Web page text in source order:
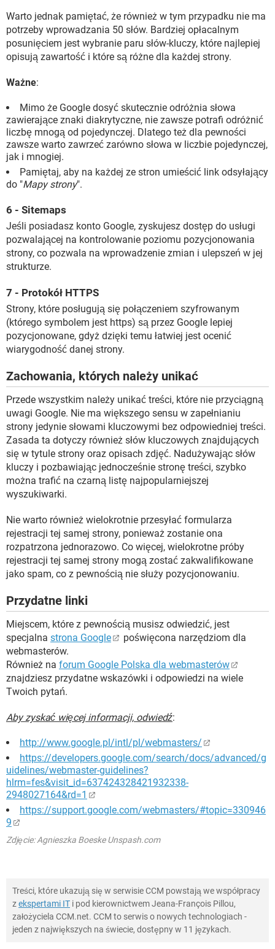
Warto jednak pamiętać, że również w tym przypadku nie ma
potrzeby wprowadzania 50 słów. Bardziej opłacalnym
posunięciem jest wybranie paru słów-kluczy, które najlepiej
opisują zawartość i które są różne dla każdej strony.
Ważne:
Mimo że Google dosyć skutecznie odróżnia słowa
zawierające znaki diakrytyczne, nie zawsze potrafi odróżnić
liczbę mnogą od pojedynczej. Dlatego też dla pewności
zawsze warto zawrzeć zarówno słowa w liczbie pojedynczej,
jak i mnogiej.
Pamiętaj, aby na każdej ze stron umieścić link odsyłający
do "Mapy strony".
6 - Sitemaps
Jeśli posiadasz konto Google, zyskujesz dostęp do usługi
pozwalającej na kontrolowanie poziomu pozycjonowania
strony, co pozwala na wprowadzenie zmian i ulepszeń w jej
strukturze.
7 - Protokół HTTPS
Strony, które posługują się połączeniem szyfrowanym
(którego symbolem jest https) są przez Google lepiej
pozycjonowane, gdyż dzięki temu łatwiej jest ocenić
wiarygodność danej strony.
Zachowania, których należy unikać
Przede wszystkim należy unikać treści, które nie przyciągną
uwagi Google. Nie ma większego sensu w zapełnianiu
strony jedynie słowami kluczowymi bez odpowiedniej treści.
Zasada ta dotyczy również słów kluczowych znajdujących
się w tytule strony oraz opisach zdjęć. Nadużywając słów
kluczy i pozbawiając jednocześnie stronę treści, szybko
można trafić na czarną listę najpopularniejszej
wyszukiwarki.
Nie warto również wielokrotnie przesyłać formularza
rejestracji tej samej strony, ponieważ zostanie ona
rozpatrzona jednorazowo. Co więcej, wielokrotne próby
rejestracji tej samej strony mogą zostać zakwalifikowane
jako spam, co z pewnością nie służy pozycjonowaniu.
Przydatne linki
Miejscem, które z pewnością musisz odwiedzić, jest
specjalna strona Google
poświęcona narzędziom dla
webmasterów.
Również na forum Google Polska dla webmasterów
znajdziesz przydatne wskazówki i odpowiedzi na wiele
Twoich pytań.
Aby zyskać więcej informacji, odwiedź:
http://www.google.pl/intl/pl/webmasters/
https://developers.google.com/search/docs/advanced/g
uidelines/webmaster-guidelines?
hlrm=fes&visit_id=637424328421932338-
2948027164&rd=1
https://support.google.com/webmasters/#topic=330946
9
Zdjęcie: Agnieszka Boeske Unspash.com
Treści, które ukazują się w serwisie CCM powstają we współpracy
zekspertami IT i pod kierownictwem Jeana-François Pillou,
założyciela CCM.net. CCM to serwis o nowych technologiach -
jeden z największych na świecie, dostępny w 11 językach.